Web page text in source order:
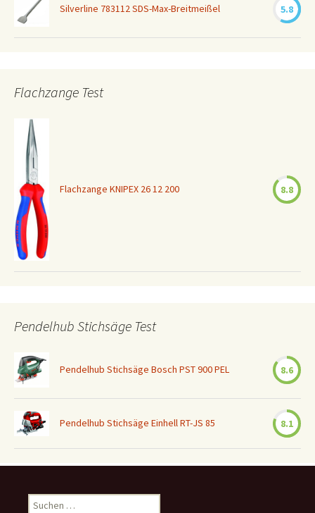
Silverline 783112 SDS-Max-Breitmeißel 5.8
Flachzange Test
Flachzange KNIPEX 26 12 200 8.8
Pendelhub Stichsäge Test
Pendelhub Stichsäge Bosch PST 900 PEL 8.6
Pendelhub Stichsäge Einhell RT-JS 85 8.1
Suchen